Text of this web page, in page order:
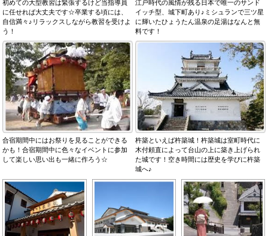
初めての大型教習は緊張するけど当指導員
に任せれば大丈夫です☆卒業する頃には、
自信満々♪リラックスしながら教習を受けよ
う！
江戸時代の風情が残る日本で唯一のサンド
イッチ型、城下町あり♪ミシュランで三ツ星
に輝いたひょうたん温泉の足湯はなんと無
料です！
合宿期間中にはお祭りを見ることができる
かも！合宿期間中に色々なイベントに参加
して楽しい思い出も一緒に作ろう☆
杵築といえば杵築城！杵築城は室町時代に
木付頼直によって台山の上に築き上げられ
た城です！空き時間には歴史を学びに杵築
城へ♪